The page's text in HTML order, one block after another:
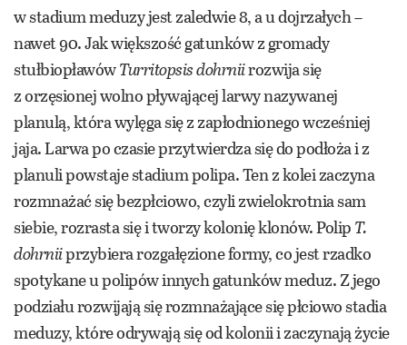
w stadium meduzy jest zaledwie 8, a u dojrzałych –
nawet 90. Jak większość gatunków z gromady
stułbiopławówTurritopsis dohrniirozwija się
z orzęsionej wolno pływającej larwy nazywanej
planulą, która wylęga się z zapłodnionego wcześniej
jaja. Larwa po czasie przytwierdza się do podłoża i z
planuli powstaje stadium polipa. Ten z kolei zaczyna
rozmnażać się bezpłciowo, czyli zwielokrotnia sam
siebie, rozrasta się i tworzy kolonię klonów. PolipT.
dohrniiprzybiera rozgałęzione formy, co jest rzadko
spotykane u polipów innych gatunków meduz. Z jego
podziału rozwijają się rozmnażające się płciowo stadia
meduzy, które odrywają się od kolonii i zaczynają życie